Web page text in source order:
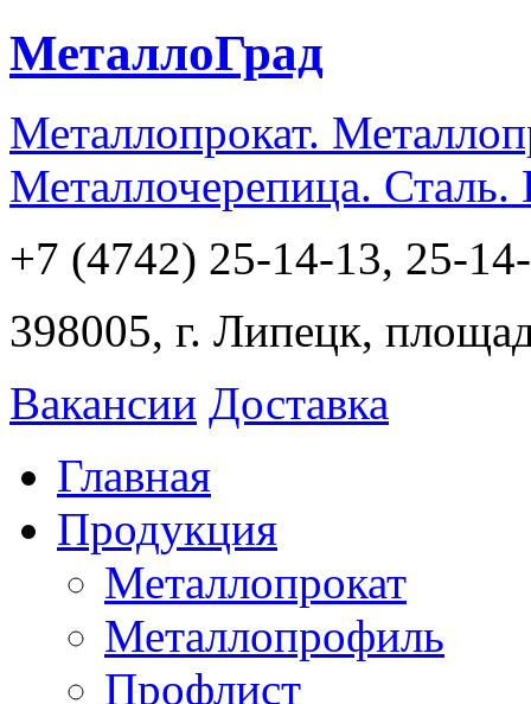
МеталлоГрад
Металлопрокат.
Металлочерепица.
+7 (4742) 25-14-13, 25-
398005, г. Липецк,
Вакансии Доставка
Главная
Продукция
Металлопрокат
Металлопрофиль
Профлист